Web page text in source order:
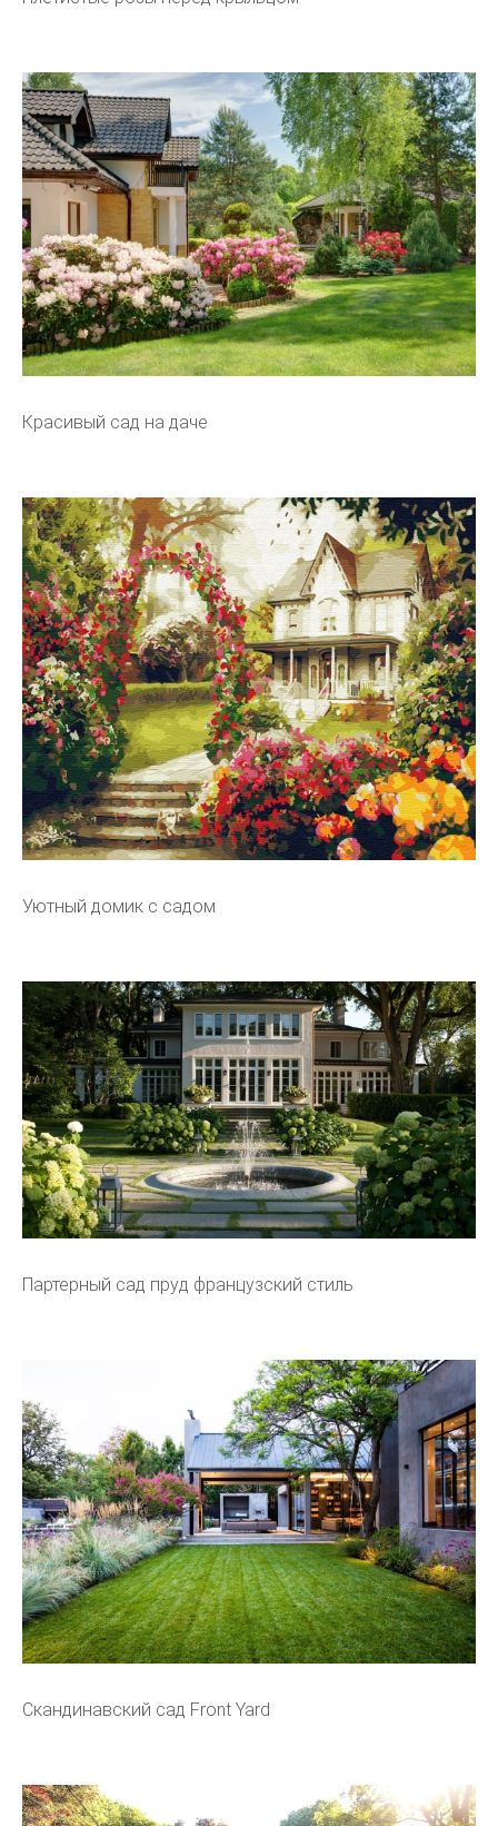
Красивый сад на даче
Уютный домик с садом
Партерный сад пруд французский стиль
Скандинавский сад Front Yard